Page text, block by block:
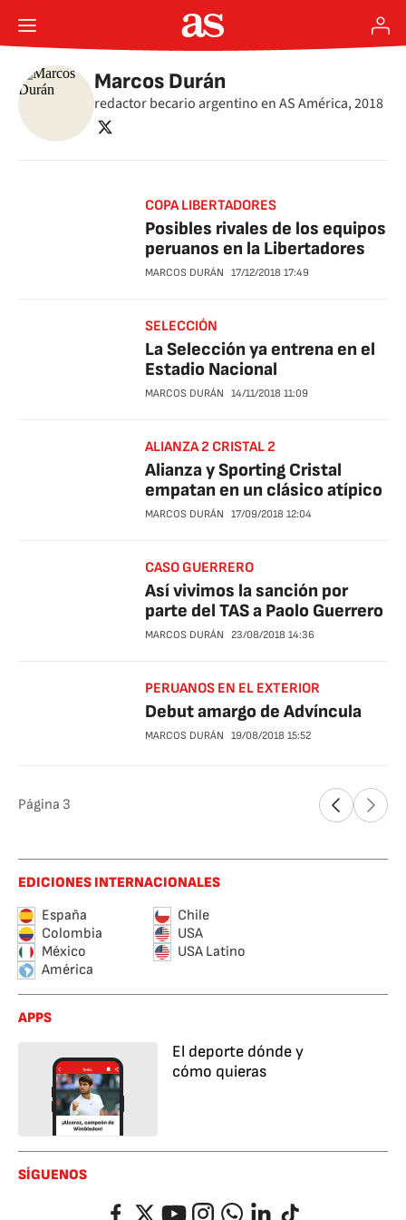
Marcos Durán
redactor becario argentino en AS América, 2018
twitter
COPA LIBERTADORES
Posibles rivales de los equipos
peruanos en la Libertadores
MARCOS DURÁN 17/12/2018 17:49
SELECCIÓN
La Selección ya entrena en el
Estadio Nacional
MARCOS DURÁN 14/11/2018 11:09
ALIANZA 2 CRISTAL 2
Alianza y Sporting Cristal
empatan en un clásico atípico
MARCOS DURÁN 17/09/2018 12:04
CASO GUERRERO
Así vivimos la sanción por
parte del TAS a Paolo Guerrero
MARCOS DURÁN 23/08/2018 14:36
PERUANOS EN EL EXTERIOR
Debut amargo de Advíncula
MARCOS DURÁN 19/08/2018 15:52
Página 3
EDICIONES INTERNACIONALES
España
Chile
Colombia
USA
México
USA Latino
América
APPS
El deporte dónde y
cómo quieras
SÍGUENOS
FacebookTwitterYouTubeInstagramWhatsappLinkedIn
TikTok